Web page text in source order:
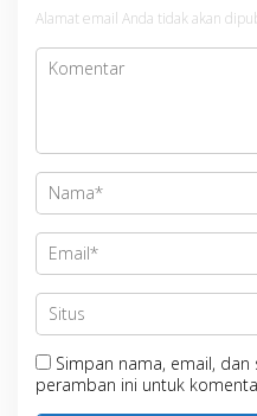
Alamat email Anda tidak akan
Simpan nama, email,
peramban ini untuk